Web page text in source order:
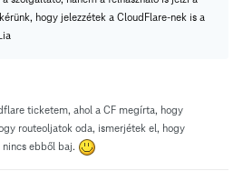
hogy jelezzétek a CloudFlare-nek is a
ticketem, ahol a CF megírta, hogy
routeoljatok oda, ismerjétek el, hogy
nincs ebből baj.